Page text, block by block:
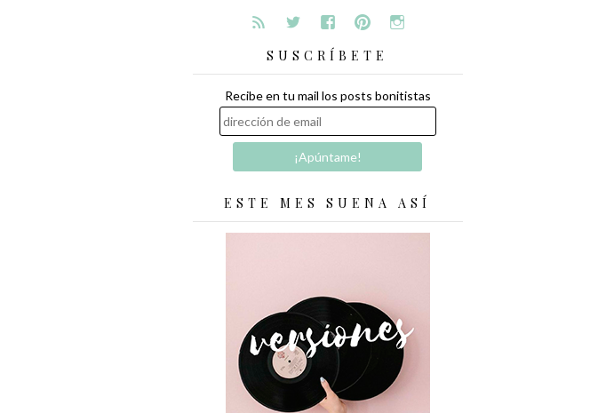
SUSCRÍBETE
Recibe en tu mail los posts bonitistas
ESTE MES SUENA ASÍ